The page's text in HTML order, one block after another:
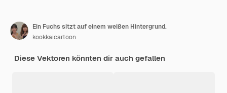
Ein Fuchs sitzt auf einem weißen Hintergrund.
kookkaicartoon
Diese Vektoren könnten dir auch gefallen